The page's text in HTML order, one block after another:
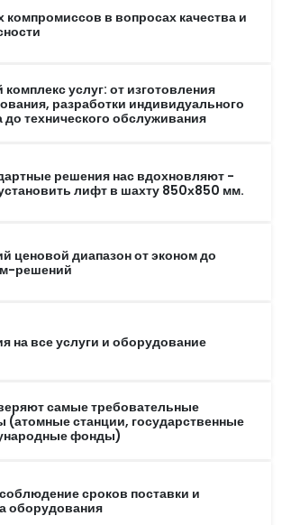
компромиссов в вопросах качества и
услуг: от изготовления
разработки индивидуального
до технического обслуживания
решения нас вдохновляют -
лифт в шахту 850х850 мм.
ценовой диапазон от эконом до
решений
на все услуги и оборудование
самые требовательные
(атомные станции, государственные
фонды)
сроков поставки и
оборудования